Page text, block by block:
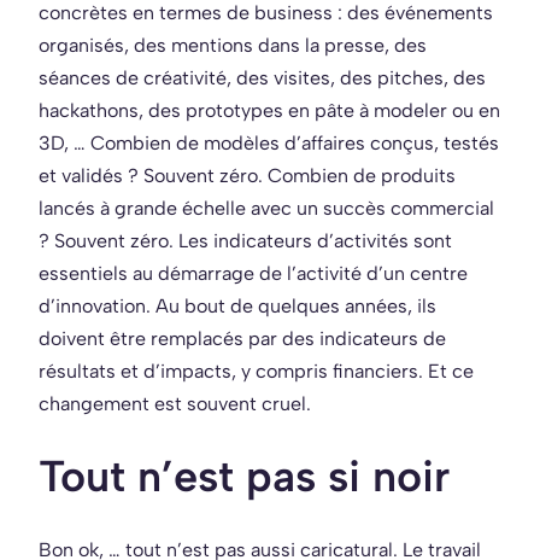
concrètes en termes de business : des événements
organisés, des mentions dans la presse, des
séances de créativité, des visites, des pitches, des
hackathons, des prototypes en pâte à modeler ou en
3D, … Combien de modèles d’affaires conçus, testés
et validés ? Souvent zéro. Combien de produits
lancés à grande échelle avec un succès commercial
? Souvent zéro. Les indicateurs d’activités sont
essentiels au démarrage de l’activité d’un centre
d’innovation. Au bout de quelques années, ils
doivent être remplacés par des indicateurs de
résultats et d’impacts, y compris financiers. Et ce
changement est souvent cruel.
Tout n’est pas si noir
Bon ok, … tout n’est pas aussi caricatural. Le travail